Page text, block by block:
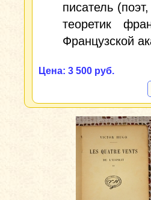
писатель
теоретик
Французской
Цена: 3 500 руб.